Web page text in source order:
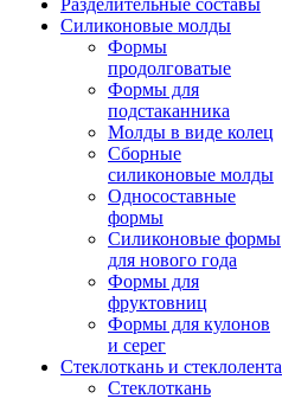
Разделительные составы
Силиконовые молды
Формы
продолговатые
Формы для
подстаканника
Молды в виде колец
Сборные
силиконовые молды
Односоставные
формы
Силиконовые формы
для нового года
Формы для
фруктовниц
Формы для кулонов
и серег
Стеклоткань и стеклолента
Стеклоткань